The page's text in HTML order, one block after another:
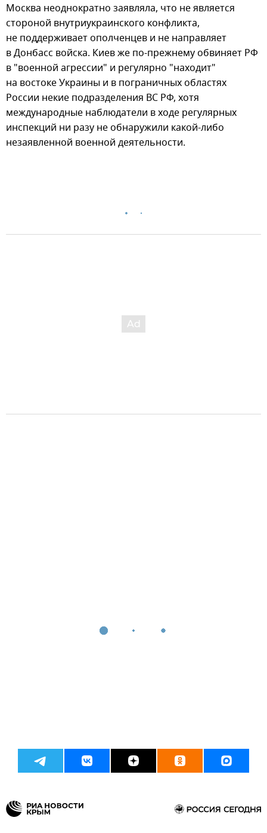
Москва неоднократно заявляла, что не является
стороной внутриукраинского конфликта,
не поддерживает ополченцев и не направляет
в Донбасс войска. Киев же по-прежнему обвиняет РФ
в "военной агрессии" и регулярно "находит"
на востоке Украины и в пограничных областях
России некие подразделения ВС РФ, хотя
международные наблюдатели в ходе регулярных
инспекций ни разу не обнаружили какой-либо
незаявленной военной деятельности.